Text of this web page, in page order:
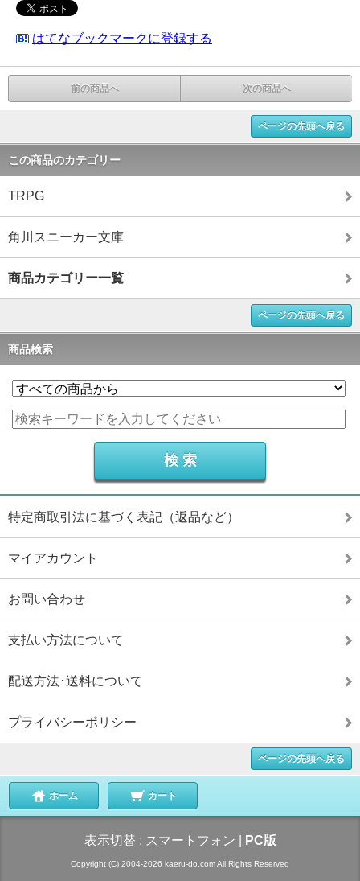
はてなブックマークに登録する
前の商品へ 次の商品へ
ページの先頭へ戻る
この商品のカテゴリー
TRPG
角川スニーカー文庫
商品カテゴリー一覧
ページの先頭へ戻る
商品検索
特定商取引法に基づく表記（返品など）
マイアカウント
お問い合わせ
支払い方法について
配送方法･送料について
プライバシーポリシー
ページの先頭へ戻る
ホーム カート
表示切替 : スマートフォン PC版
Copyright (C) 2004-2026 kaeru-do.com All Rights Reserved